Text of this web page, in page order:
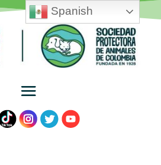
Spanish